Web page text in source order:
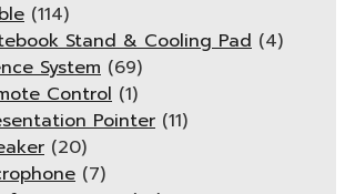
(114)
Stand & Cooling Pad (4)
System (69)
Control (1)
Pointer (11)
(20)
(7)